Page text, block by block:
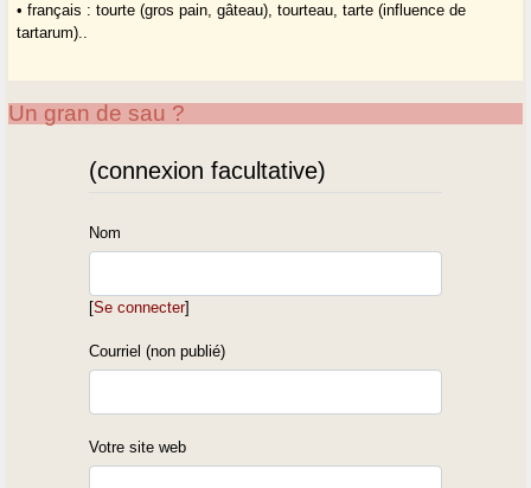
• français : tourte (gros pain, gâteau), tourteau, tarte (influence de
tartarum)..
Un gran de sau ?
(connexion facultative)
Nom
[Se connecter]
Courriel (non publié)
Votre site web